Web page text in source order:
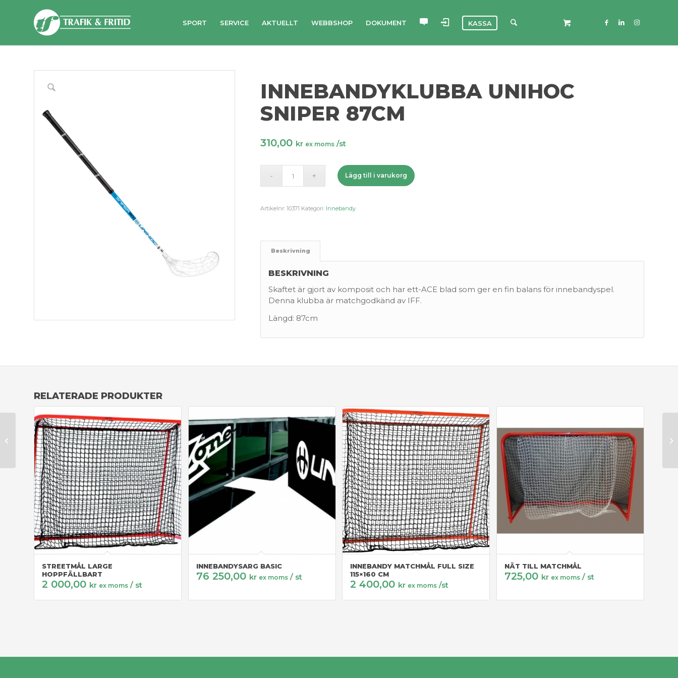
SPORT SERVICE AKTUELLT WEBBSHOP DOKUMENT KASSA
INNEBANDYKLUBBA UNIHOC
SNIPER 87CM
310,00 kr ex moms /st
Lägg till i varukorg
Artikelnr:10371 Kategori: Innebandy
Beskrivning
BESKRIVNING
Skaftet är gjort av komposit och har ett-ACE blad som ger en fin balans för innebandyspel.
Denna klubba är matchgodkänd av IFF.
Längd: 87cm
RELATERADE PRODUKTER
STREETMÅL LARGE
HOPPFÄLLBART
2 000,00 kr ex moms / st
INNEBANDYSARG BASIC
76 250,00 kr ex moms / st
INNEBANDY MATCHMÅL FULL SIZE
115×160 CM
2 400,00 kr ex moms /st
NÄT TILL MATCHMÅL
725,00 kr ex moms / st
Innebandyklubba
Unihoc Sniper
104 cm